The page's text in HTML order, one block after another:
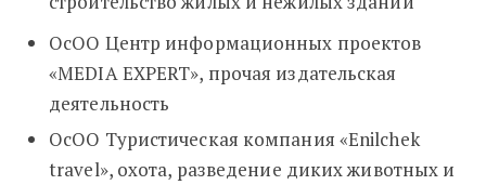
ОсОО Центр информационных проектов
«MEDIA EXPERT», прочая издательская
деятельность
ОсОО Туристическая компания «Enilchek
travel», охота, разведение диких животных и